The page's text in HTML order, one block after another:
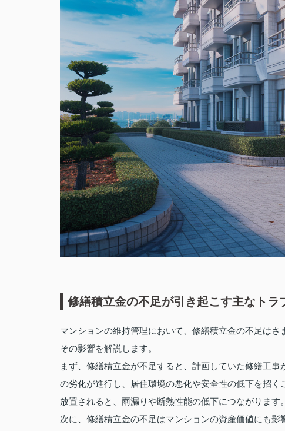
修繕積立金の不足が引き起こす主なトラ
マンションの維持管理において、修繕積立金の不足は
その影響を解説します。
まず、修繕積立金が不足すると、計画していた修繕工
の劣化が進行し、居住環境の悪化や安全性の低下を招
放置されると、雨漏りや断熱性能の低下につながります。
次に、修繕積立金の不足はマンションの資産価値にも